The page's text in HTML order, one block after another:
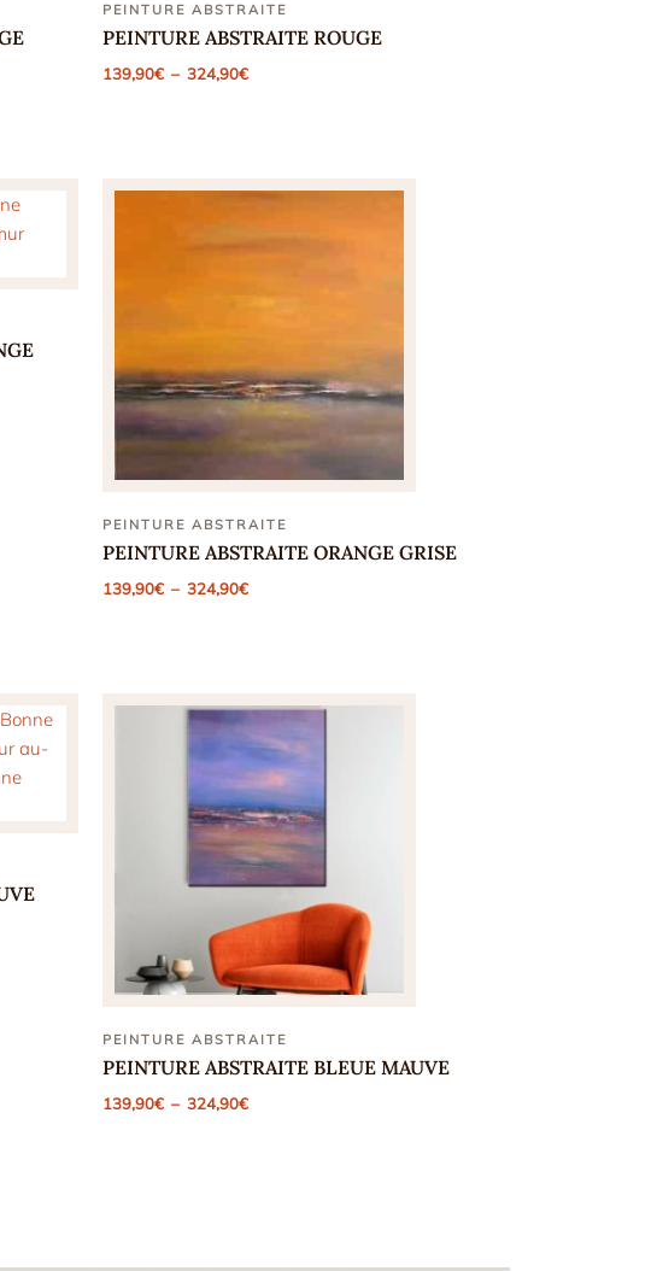
PEINTURE ABSTRAITE
PEINTURE ABSTRAITE ROUGE
139,90€ – 324,90€Plage
PEINTURE ABSTRAITE
PEINTURE ABSTRAITE ORANGE GRISE
139,90€ – 324,90€Plage
PEINTURE ABSTRAITE
PEINTURE ABSTRAITE BLEUE MAUVE
139,90€ – 324,90€Plage